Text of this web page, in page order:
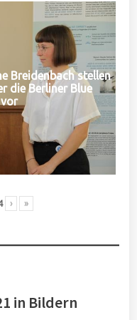
Breidenbach stellen
die Berliner Blue
› »
in Bildern